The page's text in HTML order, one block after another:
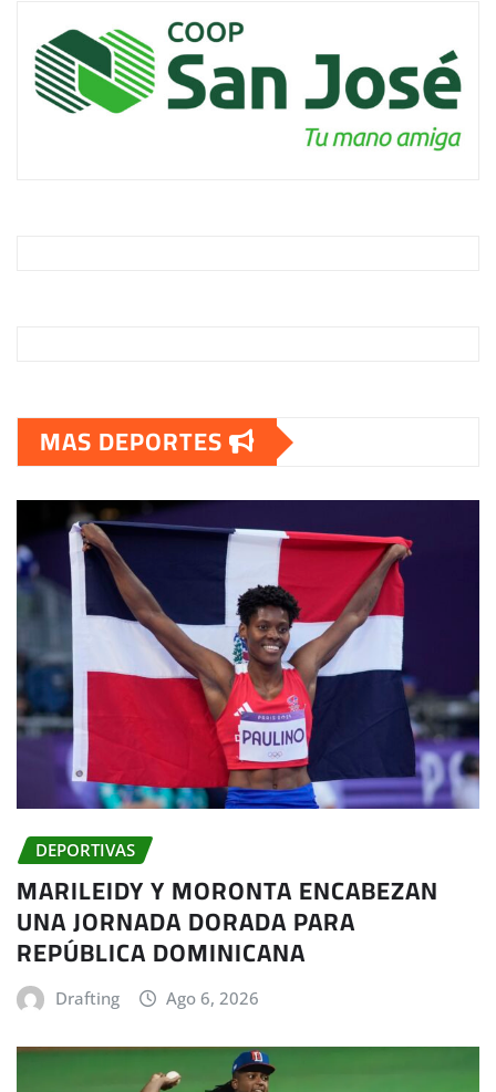
MAS DEPORTES
DEPORTIVAS
MARILEIDY Y MORONTA ENCABEZAN
UNA JORNADA DORADA PARA
REPÚBLICA DOMINICANA
Drafting Ago 6, 2026